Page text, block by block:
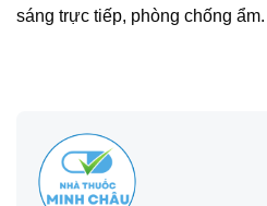
sáng trực tiếp, phòng chống ẩm.